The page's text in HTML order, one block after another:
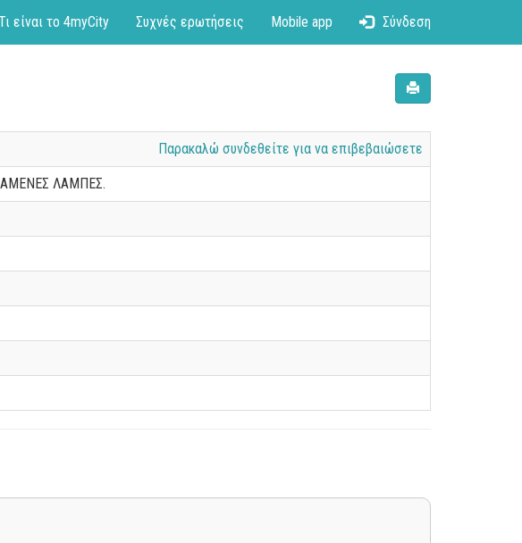
είναι το 4myCity Συχνές ερωτήσεις Mobile app Σύνδεση
Παρακαλώ συνδεθείτε για να επιβεβαιώσετε
ΛΑΜΠΕΣ.